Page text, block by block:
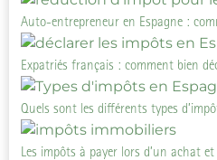
Auto-entrepreneur en Espagne :
Expatriés français : comment bien
Quels sont les différents types
Les impôts à payer lors d’un achat